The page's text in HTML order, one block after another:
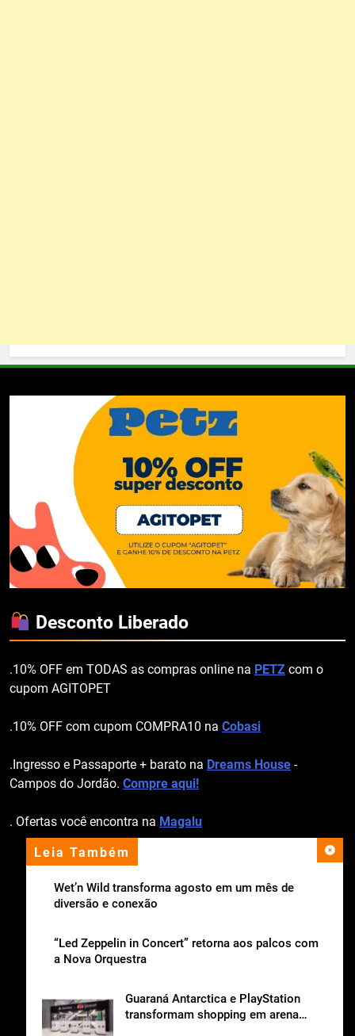
Leia Também
Wet’n Wild transforma agosto em um mês de
diversão e conexão
“Led Zeppelin in Concert” retorna aos palcos com
a Nova Orquestra
Guaraná Antarctica e PlayStation
transformam shopping em arena
Desconto Liberado
.10% OFF em TODAS as compras online na PETZ com o
cupom AGITOPET
.10% OFF com cupom COMPRA10 na Cobasi
.Ingresso e Passaporte + barato na Dreams House -
Campos do Jordão. Compre aqui!
. Ofertas você encontra na Magalu
apoio institucional